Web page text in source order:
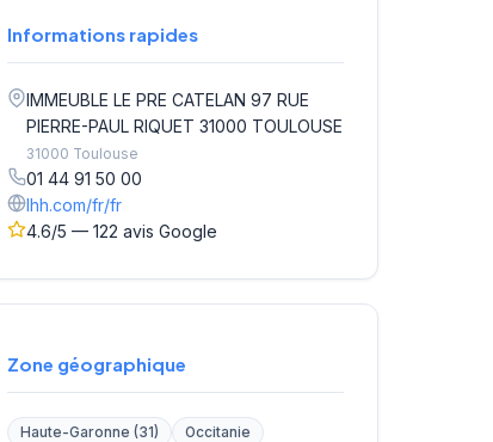
Informations rapides
IMMEUBLE LE PRE CATELAN 97 RUE
PIERRE-PAUL RIQUET 31000 TOULOUSE
31000 Toulouse
01 44 91 50 00
lhh.com/fr/fr
4.6/5 — 122 avis Google
Zone géographique
Haute-Garonne (31) Occitanie